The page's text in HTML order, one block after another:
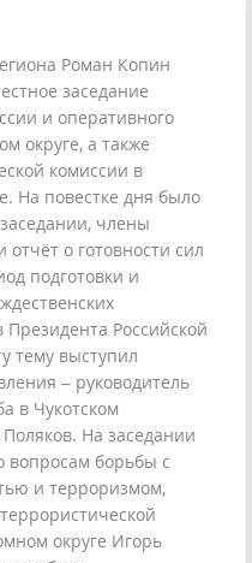
Роман Копин
заседание
и оперативного
округе, а также
комиссии в
На повестке дня было
члены
о готовности сил
подготовки и
Российской
тему выступил
– руководитель
в Чукотском
На заседании
вопросам борьбы с
и терроризмом,
округе Игорь